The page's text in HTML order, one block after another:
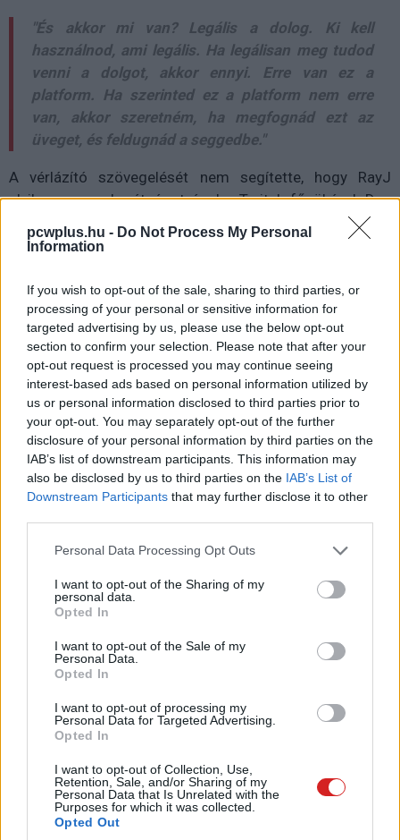
pcwplus.hu - Do Not Process My Personal
Information
If you wish to opt-out of the sale, sharing to third parties, or
processing of your personal or sensitive information for
targeted advertising by us, please use the below opt-out
section to confirm your selection. Please note that after your
opt-out request is processed you may continue seeing
interest-based ads based on personal information utilized by
us or personal information disclosed to third parties prior to
your opt-out. You may separately opt-out of the further
disclosure of your personal information by third parties on the
IAB’s list of downstream participants. This information may
also be disclosed by us to third parties on the IAB’s List of
Downstream Participants that may further disclose it to other
Please note that this website/app uses one or more Google
not limited to your visit or usage behaviour. You may click to
grant or deny consent to Google and its third-party tags to
use your data for below specified purposes in below Google
consent section.
Personal Data Processing Opt Outs
I want to opt-out of the Sharing of my
personal data.
Opted In
I want to opt-out of the Sale of my
Personal Data.
Opted In
I want to opt-out of processing my
Personal Data for Targeted Advertising.
Opted In
I want to opt-out of Collection, Use,
Retention, Sale, and/or Sharing of my
Personal Data that Is Unrelated with the
Purposes for which it was collected.
Opted Out
"És akkor mi van? Legális a dolog. Ki kell
használnod, ami legális. Ha legálisan meg tudod
venni a dolgot, akkor ennyi. Erre van ez a
platform. Ha szerinted ez a platform nem erre
van, akkor szeretném, ha megfognád ezt az
üveget, és feldugnád a seggedbe."
A vérlázító szövegelését nem segítette, hogy RayJ
elvileg szoros barátságot ápol a Twitch főnökével, Dan
Clancyvel. Ezek után a közösség joggal feltételezhette,
hogy Clancynek akkor semmi baja az egyébként
Egy pár hétig semmilyen reakció nem érkezett az
elnöktől, de tegnap este (legalább látszólag) változott a
helyzet. Clancy bejelentette, hogy változtattak a Twitch
kódján, hogy elősegíthessék a viewbotting felderítését,
és kiirthassák a nem legitim nézőket. A fejlesztők
igyekeznek óvatosak lenni, mert nem szeretnék a
tényleges embereket kitiltani, de legalább történik
valamilyen ellenlépés.
Innentől már csak a korábbi csalók büntetése lenne
vissza, de meglepődnénk, ha a Twitch bármit is lépne
RayJ vagy többi ügyeskedő tartalomgyártóval szemben.
Pulzusméréssel segíti a biztonságos mozgást az új
4 és egy 8 km-es egészségügyi tanösvény nyílt
Balatonalmádiban.
#twitch